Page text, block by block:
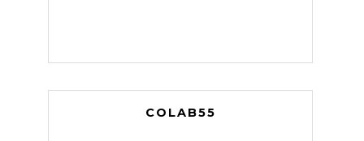
COLAB55